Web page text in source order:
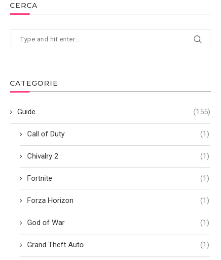
CERCA
CATEGORIE
Guide (155)
Call of Duty (1)
Chivalry 2 (1)
Fortnite (1)
Forza Horizon (1)
God of War (1)
Grand Theft Auto (1)